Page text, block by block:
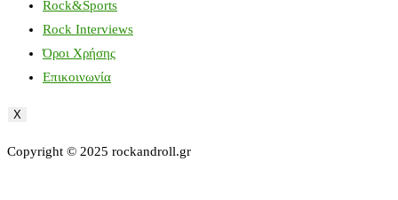
Rock&Sports
Rock Interviews
Όροι Χρήσης
Επικοινωνία
X
Copyright © 2025 rockandroll.gr